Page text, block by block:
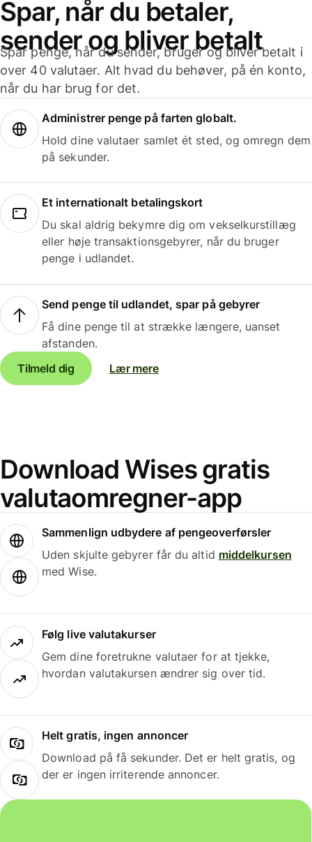
Spar, når du betaler,
sender og bliver betalt
Spar penge, når du sender, bruger og bliver betalt i
over 40 valutaer. Alt hvad du behøver, på én konto,
når du har brug for det.
Administrer penge på farten globalt.
Hold dine valutaer samlet ét sted, og omregn dem
på sekunder.
Et internationalt betalingskort
Du skal aldrig bekymre dig om vekselkurstillæg
eller høje transaktionsgebyrer, når du bruger
penge i udlandet.
Send penge til udlandet, spar på gebyrer
Få dine penge til at strække længere, uanset
afstanden.
Tilmeld dig
Lær mere
Download Wises gratis
valutaomregner-app
Sammenlign udbydere af pengeoverførsler
Uden skjulte gebyrer får du altid middelkursen
med Wise.
Følg live valutakurser
Gem dine foretrukne valutaer for at tjekke,
hvordan valutakursen ændrer sig over tid.
Helt gratis, ingen annoncer
Download på få sekunder. Det er helt gratis, og
der er ingen irriterende annoncer.